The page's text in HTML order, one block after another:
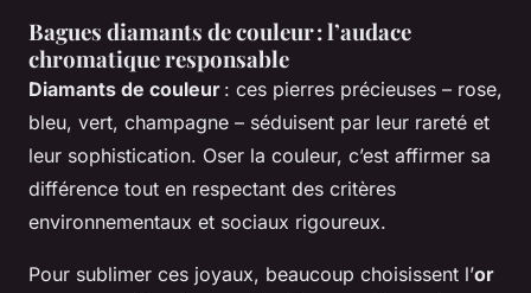
Bagues diamants de couleur : l’audace
chromatique responsable
Diamants de couleur : ces pierres précieuses – rose,
bleu, vert, champagne – séduisent par leur rareté et
leur sophistication. Oser la couleur, c’est affirmer sa
différence tout en respectant des critères
environnementaux et sociaux rigoureux.
Pour sublimer ces joyaux, beaucoup choisissent l’or